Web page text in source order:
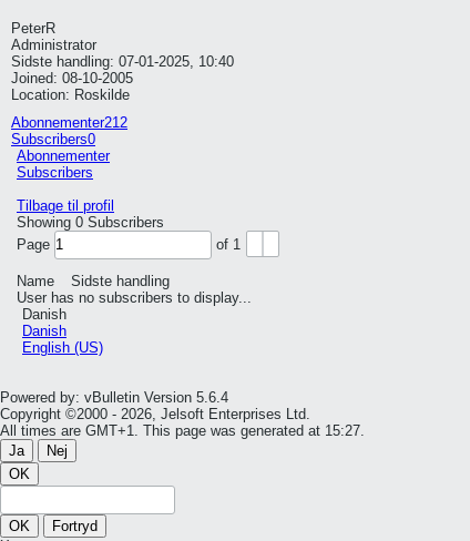
PeterR
Administrator
Sidste handling: 07-01-2025, 10:40
Joined: 08-10-2005
Location: Roskilde
Abonnementer212
Subscribers0
Abonnementer
Subscribers
Tilbage til profil
Showing 0 Subscribers
Page
of 1
Name
Sidste handling
User has no subscribers to display...
Danish
Danish
English (US)
Powered by: vBulletin Version 5.6.4
Copyright ©2000 - 2026, Jelsoft Enterprises Ltd.
All times are GMT+1. This page was generated at 15:27.
Ja
Nej
OK
OK
Fortryd